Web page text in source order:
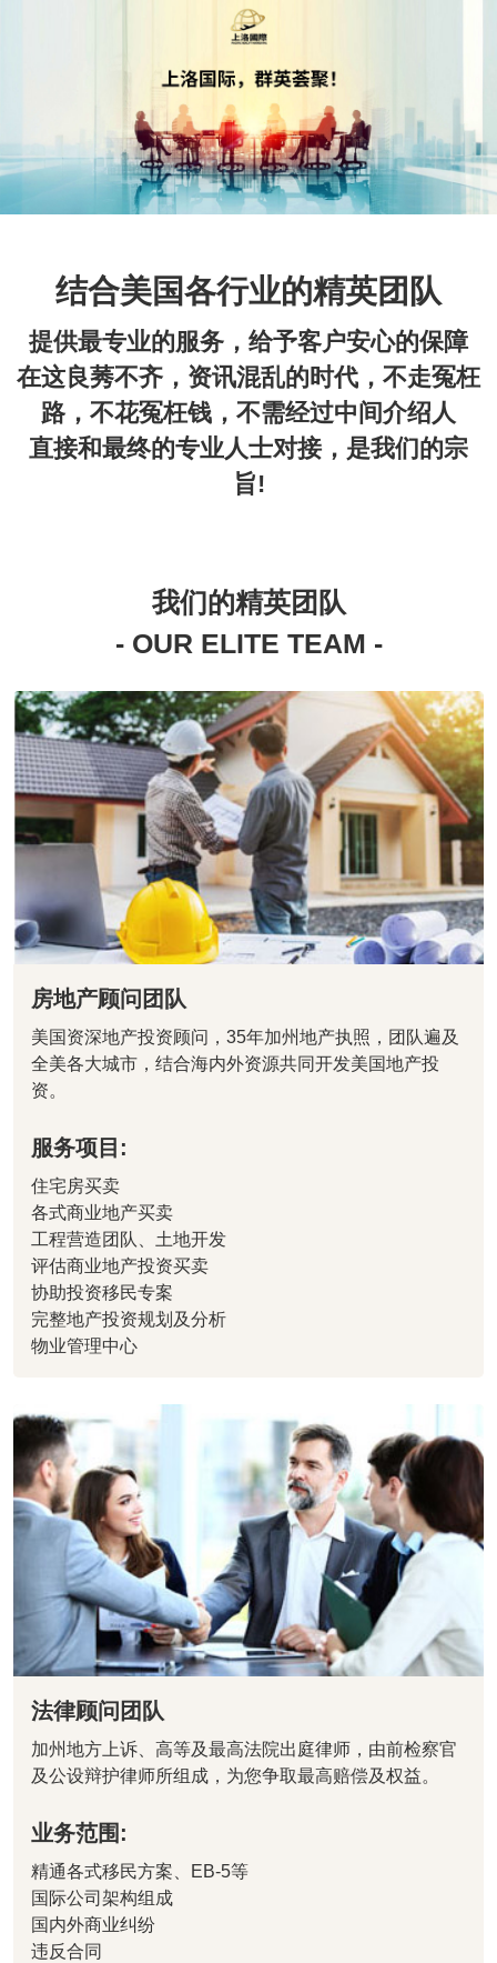
结合美国各行业的精英团队
提供最专业的服务，给予客户安心的保障
在这良莠不齐，资讯混乱的时代，不走冤枉
路，不花冤枉钱，不需经过中间介绍人
直接和最终的专业人士对接，是我们的宗
旨!
我们的精英团队
- OUR ELITE TEAM -
房地产顾问团队
美国资深地产投资顾问，35年加州地产执照，团队遍及
全美各大城市，结合海内外资源共同开发美国地产投
资。
服务项目:
住宅房买卖
各式商业地产买卖
工程营造团队、土地开发
评估商业地产投资买卖
协助投资移民专案
完整地产投资规划及分析
物业管理中心
法律顾问团队
加州地方上诉、高等及最高法院出庭律师，由前检察官
及公设辩护律师所组成，为您争取最高赔偿及权益。
业务范围:
精通各式移民方案、EB-5等
国际公司架构组成
国内外商业纠纷
违反合同